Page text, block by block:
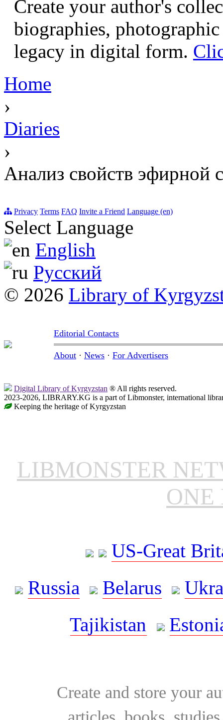
Create your author's
biographies,
legacy in digital form.
Home
›
Diaries
›
Анализ свойств эфирной
Privacy Terms FAQ Invite a Friend Language (en)
Select Language
English
Русский
© 2026 Library of
Editorial Contacts
About · News · For Advertisers
Digital Library of Kyrgyzstan ® All rights reserved.
2023-2026, LIBRARY.KG is a part of Libmonster, international
Keeping the heritage of Kyrgyzstan
LIBMONSTER
ONE
US-Great
Russia
Belarus
Tajikistan
Create and store your